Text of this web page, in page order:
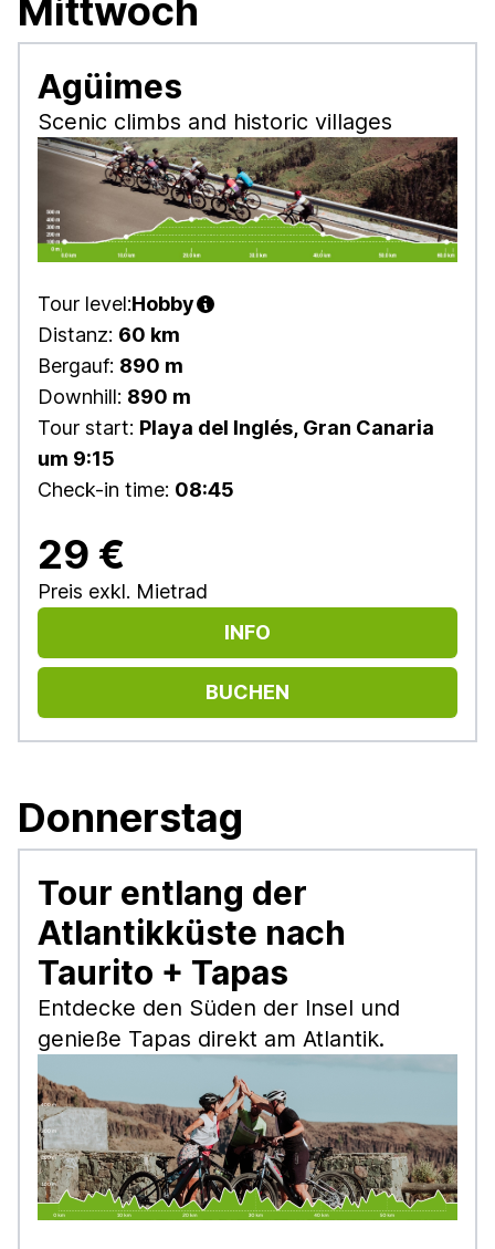
Mittwoch
Agüimes
Scenic climbs and historic villages
Tour level:Hobby
Distanz: 60 km
Bergauf: 890 m
Downhill: 890 m
Tour start: Playa del Inglés, Gran Canaria
um 9:15
Check-in time: 08:45
29 €
Preis exkl. Mietrad
INFO
BUCHEN
Donnerstag
Tour entlang der
Atlantikküste nach
Taurito + Tapas
Entdecke den Süden der Insel und
genieße Tapas direkt am Atlantik.